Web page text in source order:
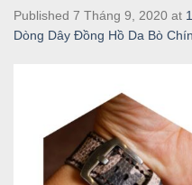
Published 7 Tháng 9, 2020 at
Dòng Dây Đồng Hồ Da Bò